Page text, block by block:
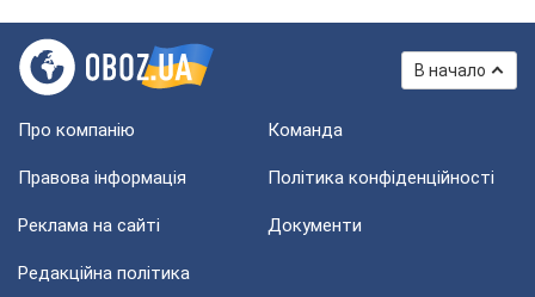
В начало
Про компанію Команда
Правова інформація Політика конфіденційності
Реклама на сайті Документи
Редакційна політика